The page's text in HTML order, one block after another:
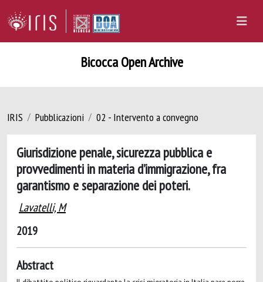
Bicocca Open Archive
IRIS Pubblicazioni 02 - Intervento a convegno
Giurisdizione penale, sicurezza pubblica e
provvedimenti in materia d’immigrazione, fra
garantismo e separazione dei poteri.
Lavatelli, M
2019
Abstract